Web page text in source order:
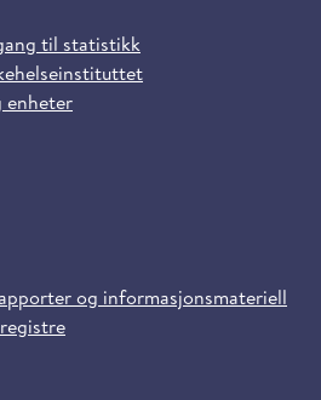
til statistikk
enheter
og informasjonsmateriell